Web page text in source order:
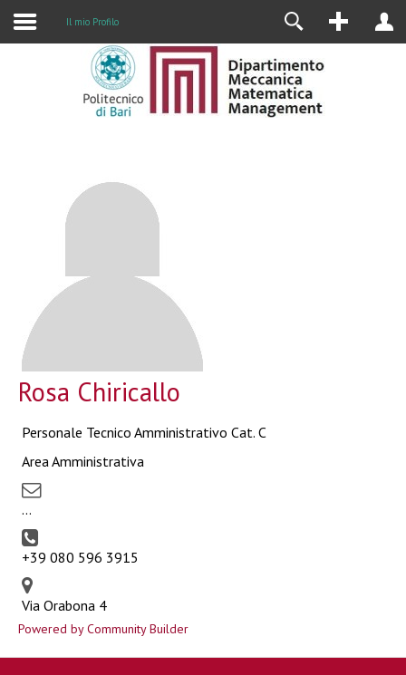
Il mio Profilo
Rosa Chiricallo
Personale Tecnico Amministrativo Cat. C
Area Amministrativa
...
+39 080 596 3915
Via Orabona 4
Powered by Community Builder